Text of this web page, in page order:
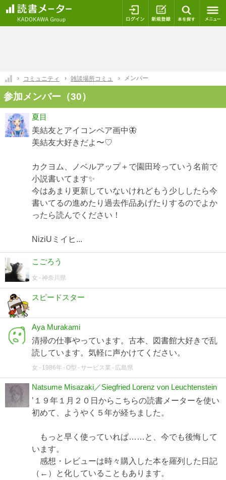
ログイン 新規登録
コミュニティ 雑談場所コミュ メンバー
参加メンバー（30）
夏目
美結友とアイコンペア画中🦋
美結友大好きだよ〜♡
カクヨム、ノベルアップ＋で園田玲っていう名前で
小説書いてます✨
今はあまり更新していないけれどもう少ししたら今
書いてるの進めたり過去作品あげたりするのでよか
ったら読んでください！
NiziUミイヒ...
こごろう
女 神奈川県
スピードスター
Aya Murakami
清掃の仕事やっています。古本、図書館大好きで乱
読しています。気軽に声かけてください。
女 1986年 O型 サービス業 広島県
Natsume Misazaki／Siegfried Lorenz von Leuchtenstein
’１９年１月２０日からこちらの読書メーターを使い
初めて、ようやく５年が経ちました。
もっと早く使っていれば……と、今でも後悔して
います。
感想・レビューは時々購入した本を羅列した日記
（←）と化していることもあります。